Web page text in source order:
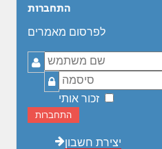
התחברות
לפרסום מאמרים
שם
משתמש
סיסמה
זכור אותי
התחברות
יצירת חשבון